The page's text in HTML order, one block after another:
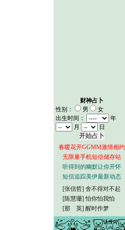
财神占卜
性别：
男
女
出生时间：
年
月
日
春暖花开GGMM激情相约
无限量手机短信储存站
听得到的幽默让你开怀
短信追踪美伊最新动态
[张信哲] 舍不得对不起
[陈慧珊] 怕你怕我怕
[那 英] 醒时作梦